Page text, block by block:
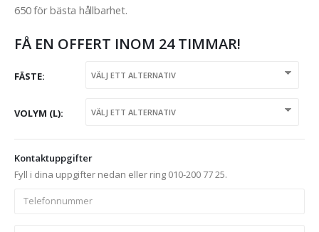
650 för bästa hållbarhet.
FÅ EN OFFERT INOM 24 TIMMAR!
FÄSTE
VOLYM (L)
Kontaktuppgifter
Fyll i dina uppgifter nedan eller ring 010-200 77 25.